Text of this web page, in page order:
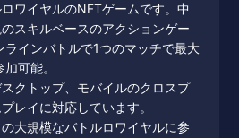
ワイヤルのNFTゲームです。中
スキルベースのアクションゲー
ラインバトルで1つのマッチで最大
可能。
クトップ、モバイルのクロスプ
レイに対応しています。
大規模なバトルロワイヤルに参